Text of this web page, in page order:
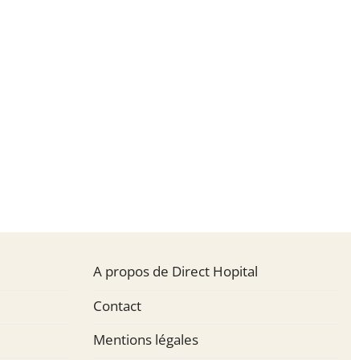
A propos de Direct Hopital
Contact
Mentions légales